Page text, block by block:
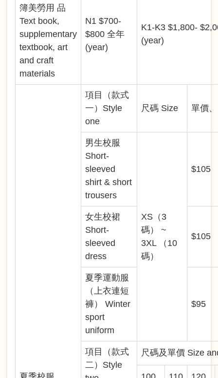
簿美勞用 品
Text book,
supplementary
textbook, art
and craft
materials
N1 $700-
$800 全年
(year)
K1-K3 $1,800-
(year)
項目（款式
一）Style
one
尺碼 Size 單價
男生校服
Short-
sleeved
shirt & short
trousers
XS（3
碼） ~
3XL （10
碼）
$105
女生校裙
Short-
sleeved
dress
$105
夏季運動服
（上衣連短
褲） Winter
sport
uniform
$95
項目（款式
二）Style
尺碼及單價 Size